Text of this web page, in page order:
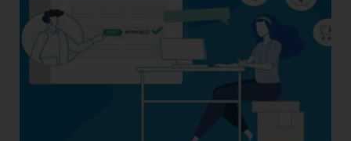
הבנייה היא לגובה לטובת מקסום השטחים. בנייה לגובה יוצרת
אתגרים חדשים בתפעול המשטחים, לשם כך נדרשים עגורנים
ואוטומציה מתקדמת, כך מייעלים את ניצול שטח המחסן.
הודות לכך אנו מייעלים את התפוקות, במרלו"ג החדש אנו
נצליח להוציא 120 משטחים בשעה אחת עם ארבעה עגורנים
לעבודה ללא אוטומציה ובכך מנצלים כל זמן עבודה פרודוקטיבי.